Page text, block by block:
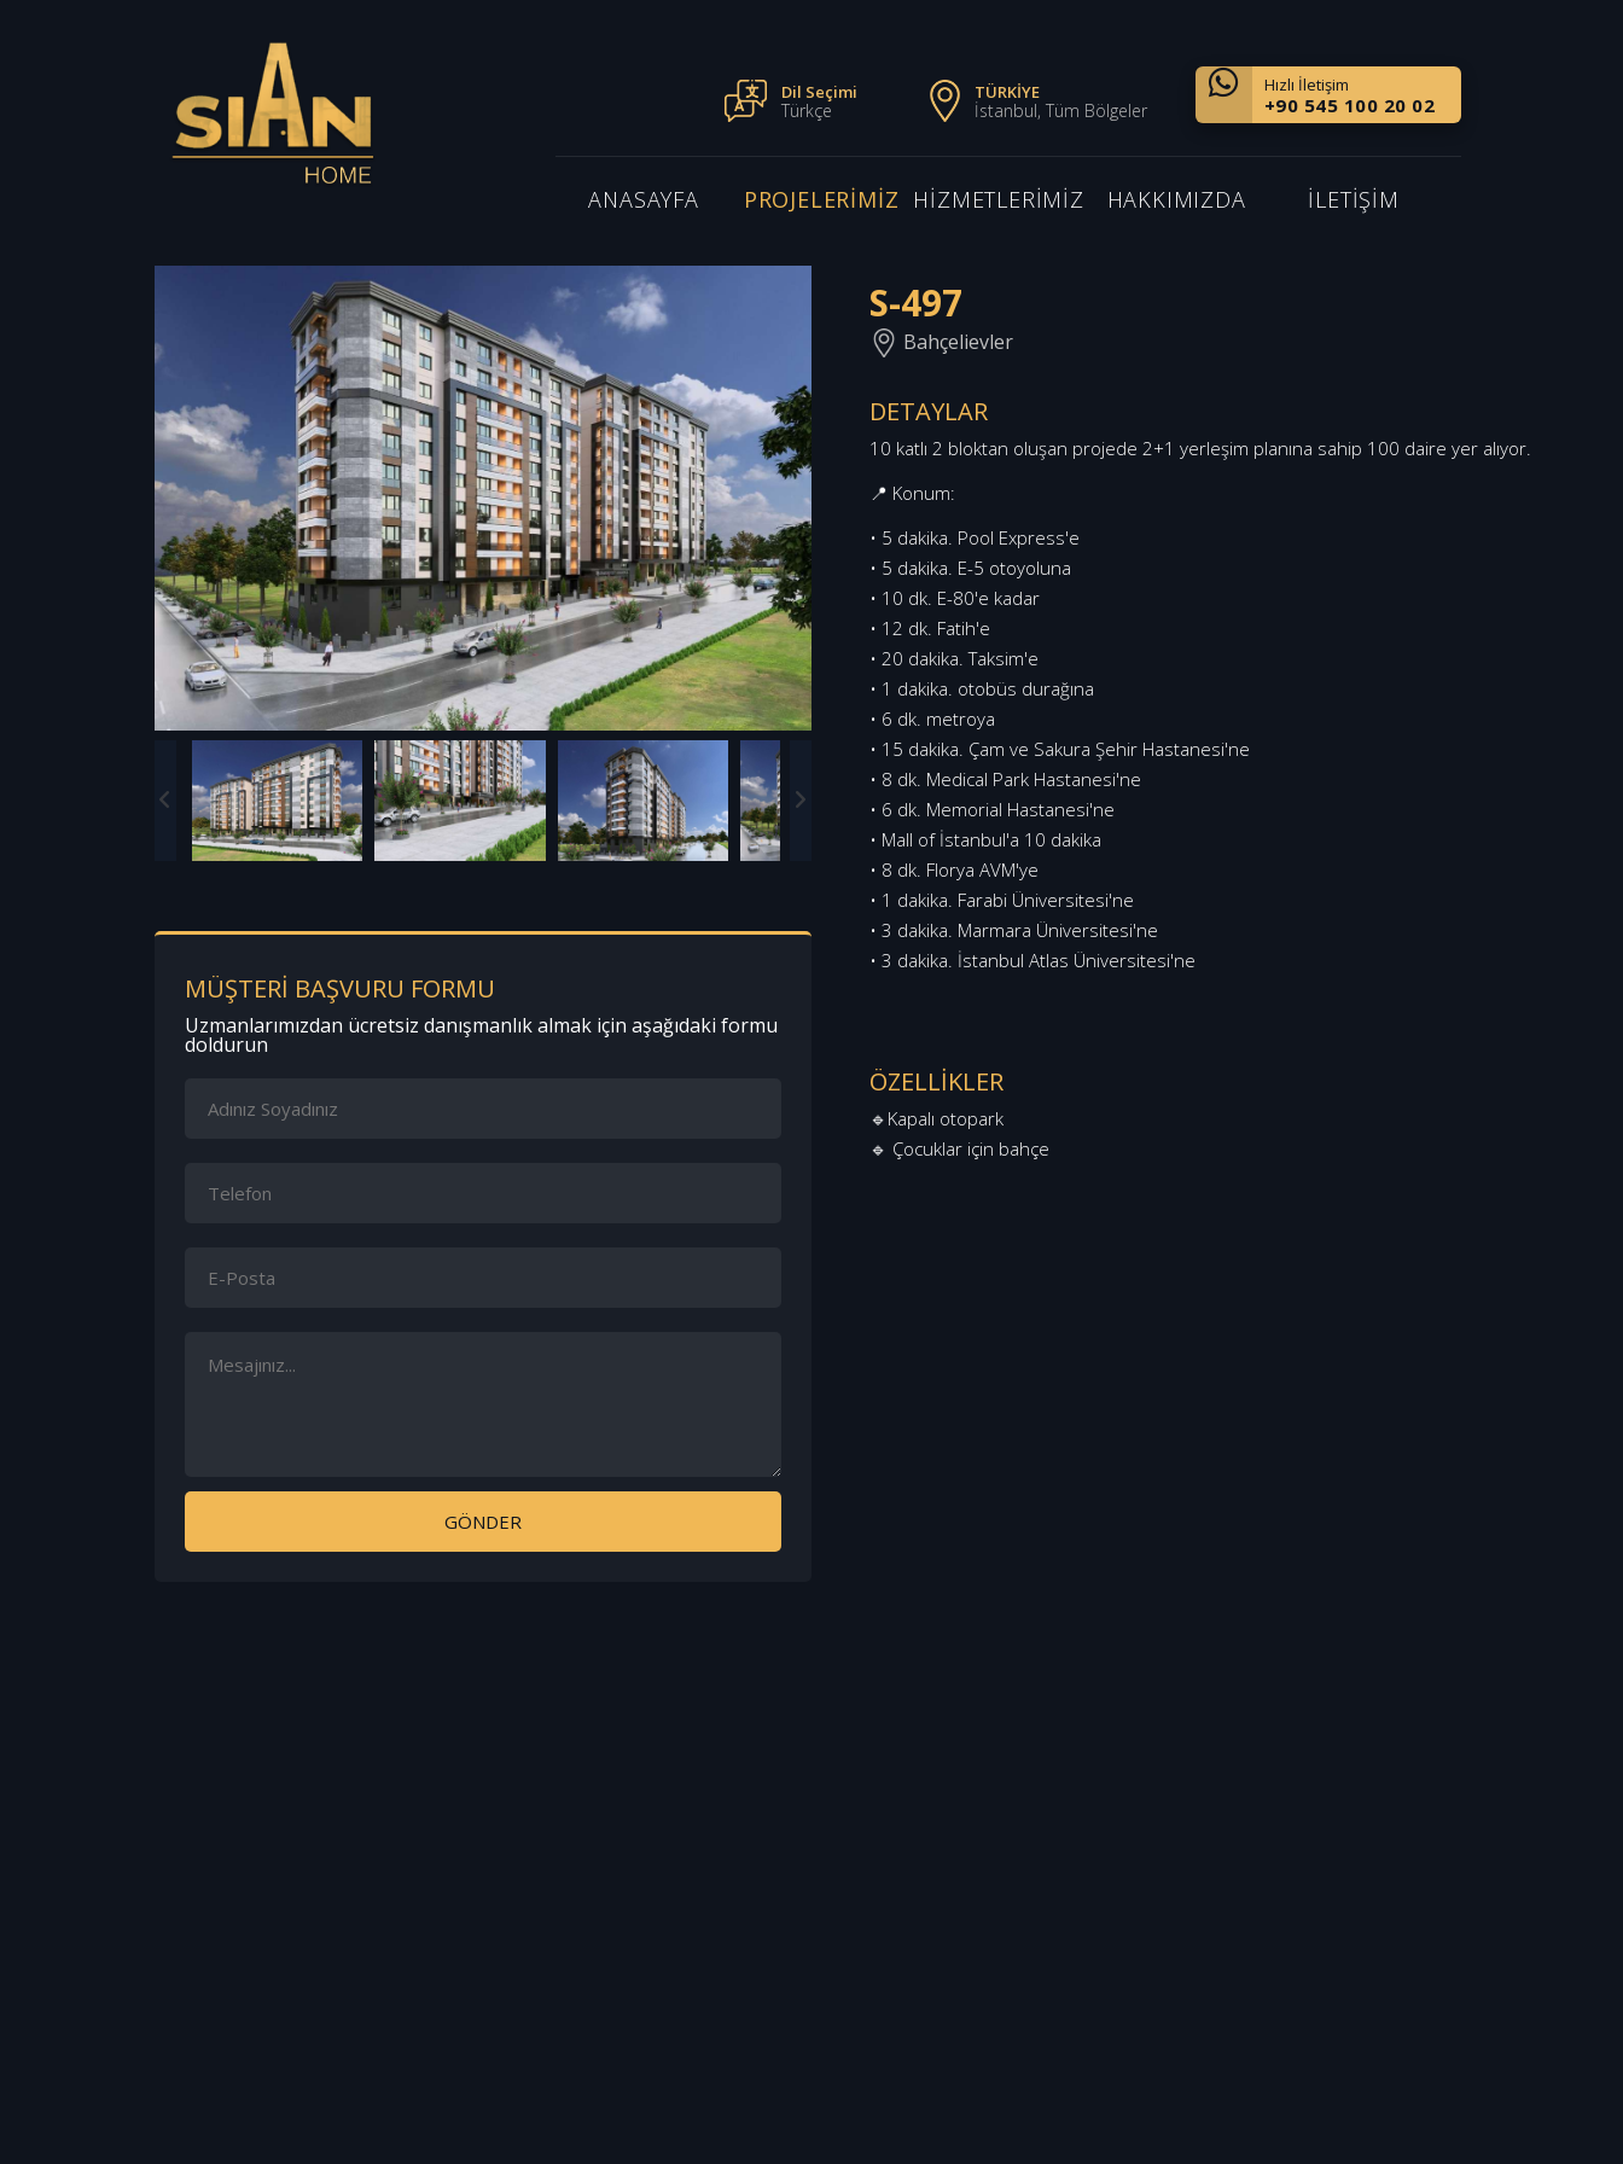
Hızlı İletişim
+90 545 100 20 02
TÜRKİYE
İstanbul, Tüm Bölgeler
Dil Seçimi
Türkçe
ANASAYFA PROJELERİMİZ HİZMETLERİMİZ HAKKIMIZDA İLETİŞİM
MÜŞTERİ BAŞVURU FORMU
Uzmanlarımızdan ücretsiz danışmanlık almak için aşağıdaki formu
doldurun
GÖNDER
S-497
Bahçelievler
DETAYLAR
10 katlı 2 bloktan oluşan projede 2+1 yerleşim planına sahip 100 daire yer alıyor.
📍 Konum:
• 5 dakika. Pool Express'e
• 5 dakika. E-5 otoyoluna
• 10 dk. E-80'e kadar
• 12 dk. Fatih'e
• 20 dakika. Taksim'e
• 1 dakika. otobüs durağına
• 6 dk. metroya
• 15 dakika. Çam ve Sakura Şehir Hastanesi'ne
• 8 dk. Medical Park Hastanesi'ne
• 6 dk. Memorial Hastanesi'ne
• Mall of İstanbul'a 10 dakika
• 8 dk. Florya AVM'ye
• 1 dakika. Farabi Üniversitesi'ne
• 3 dakika. Marmara Üniversitesi'ne
• 3 dakika. İstanbul Atlas Üniversitesi'ne
ÖZELLİKLER
🔹Kapalı otopark
🔹 Çocuklar için bahçe